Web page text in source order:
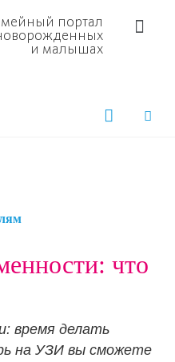
портал
и малышах
что
время делать
на УЗИ вы сможете